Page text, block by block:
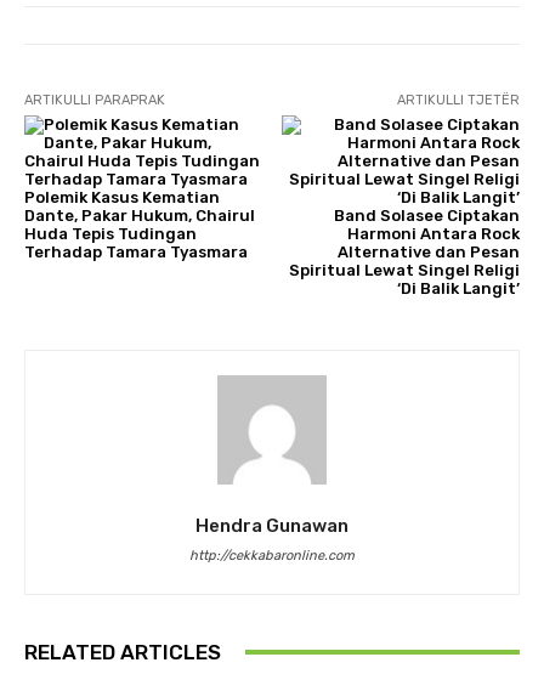
ARTIKULLI PARAPRAK
Polemik Kasus Kematian
Dante, Pakar Hukum, Chairul
Huda Tepis Tudingan
Terhadap Tamara Tyasmara
ARTIKULLI TJETËR
Band Solasee Ciptakan
Harmoni Antara Rock
Alternative dan Pesan
Spiritual Lewat Singel Religi
‘Di Balik Langit’
Hendra Gunawan
http://cekkabaronline.com
RELATED ARTICLES